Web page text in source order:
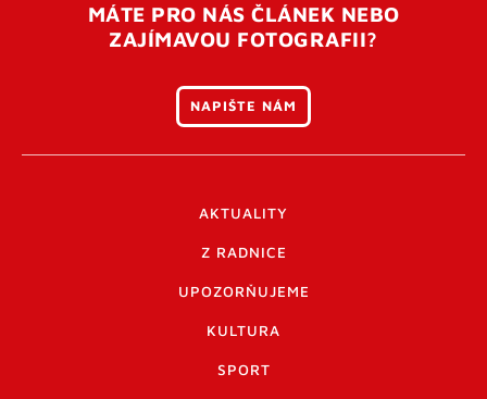
MÁTE PRO NÁS ČLÁNEK NEBO
ZAJÍMAVOU FOTOGRAFII?
NAPIŠTE NÁM
AKTUALITY
Z RADNICE
UPOZORŇUJEME
KULTURA
SPORT